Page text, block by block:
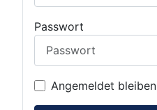
Passwort
Angemeldet bleiben